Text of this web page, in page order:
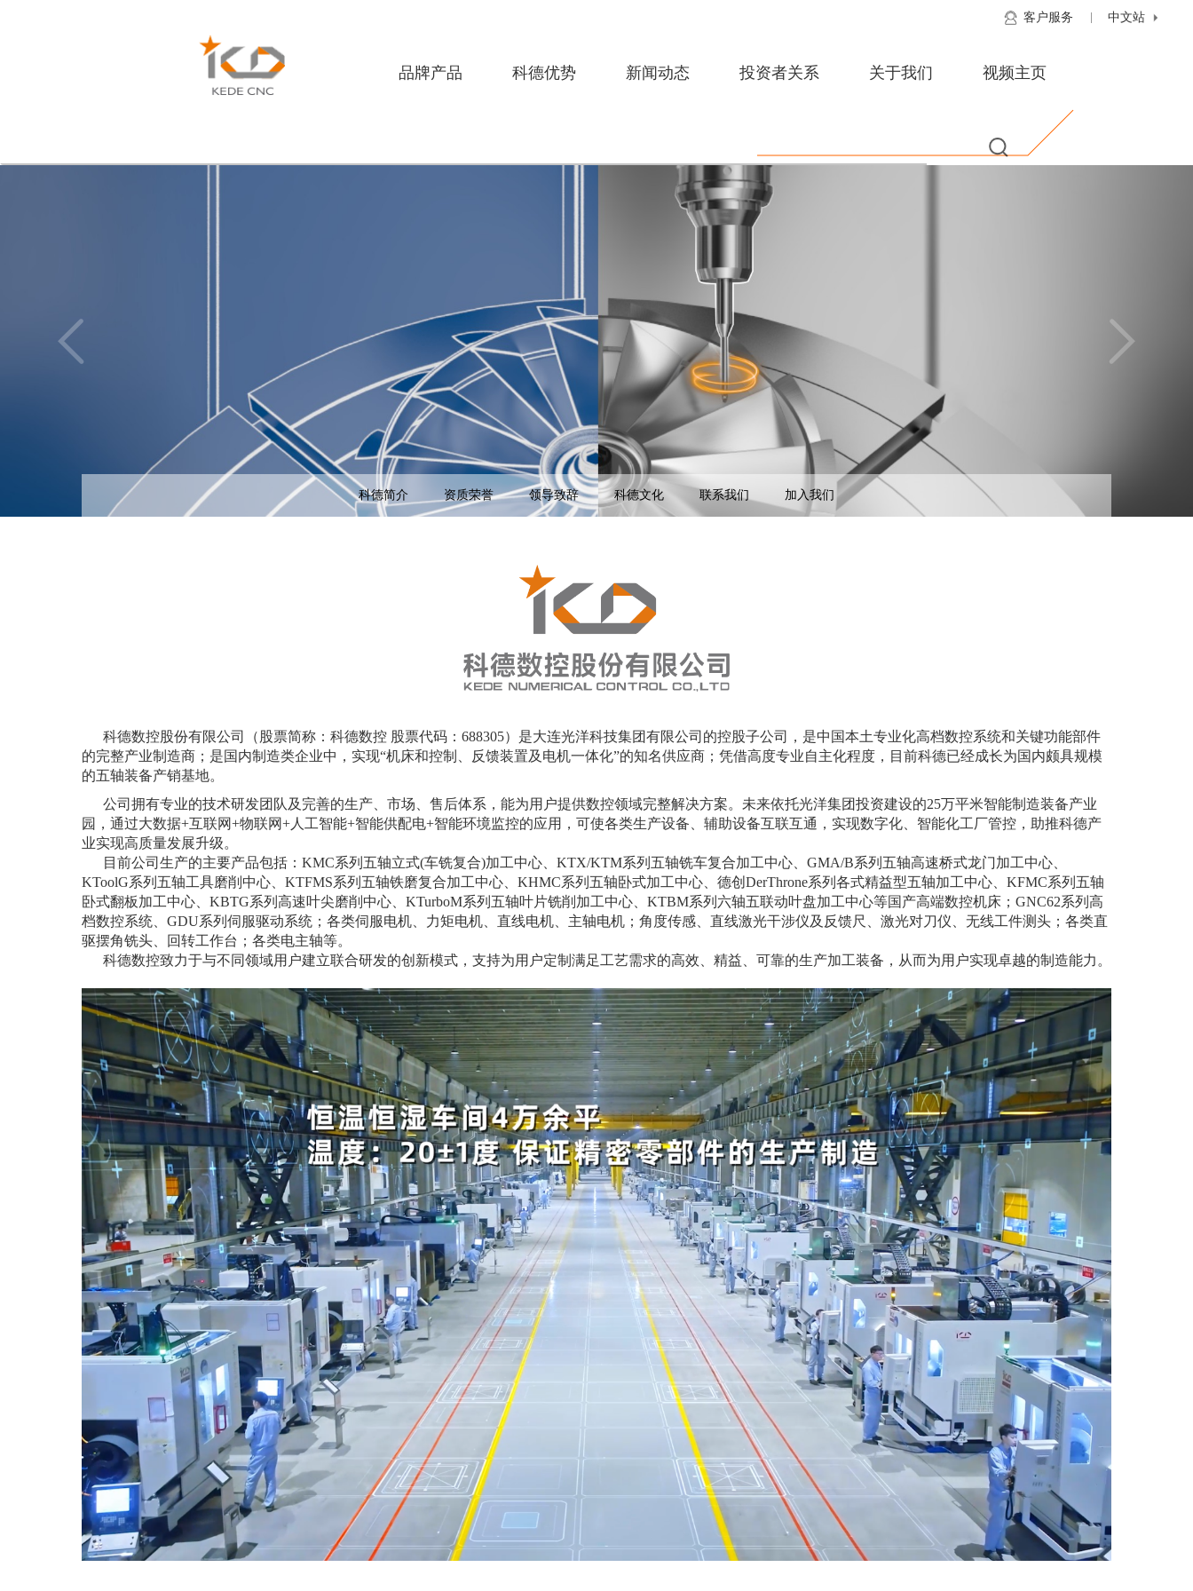
中文站
客户服务
品牌产品 科德优势 新闻动态 投资者关系 关于我们 视频主页
科德简介 资质荣誉 领导致辞 科德文化 联系我们 加入我们
科德数控股份有限公司（股票简称：科德数控 股票代码：688305）是大连光洋科技集团有限公司的控股子公司，是中国本土专业化高档数控系统和关键功能部件
的完整产业制造商；是国内制造类企业中，实现“机床和控制、反馈装置及电机一体化”的知名供应商；凭借高度专业自主化程度，目前科德已经成长为国内颇具规模
的五轴装备产销基地。
公司拥有专业的技术研发团队及完善的生产、市场、售后体系，能为用户提供数控领域完整解决方案。未来依托光洋集团投资建设的25万平米智能制造装备产业
园，通过大数据+互联网+物联网+人工智能+智能供配电+智能环境监控的应用，可使各类生产设备、辅助设备互联互通，实现数字化、智能化工厂管控，助推科德产
业实现高质量发展升级。
目前公司生产的主要产品包括：KMC系列五轴立式(车铣复合)加工中心、KTX/KTM系列五轴铣车复合加工中心、GMA/B系列五轴高速桥式龙门加工中心、
KToolG系列五轴工具磨削中心、KTFMS系列五轴铁磨复合加工中心、KHMC系列五轴卧式加工中心、德创DerThrone系列各式精益型五轴加工中心、KFMC系列五轴
卧式翻板加工中心、KBTG系列高速叶尖磨削中心、KTurboM系列五轴叶片铣削加工中心、KTBM系列六轴五联动叶盘加工中心等国产高端数控机床；GNC62系列高
档数控系统、GDU系列伺服驱动系统；各类伺服电机、力矩电机、直线电机、主轴电机；角度传感、直线激光干涉仪及反馈尺、激光对刀仪、无线工件测头；各类直
驱摆角铣头、回转工作台；各类电主轴等。
科德数控致力于与不同领域用户建立联合研发的创新模式，支持为用户定制满足工艺需求的高效、精益、可靠的生产加工装备，从而为用户实现卓越的制造能力。